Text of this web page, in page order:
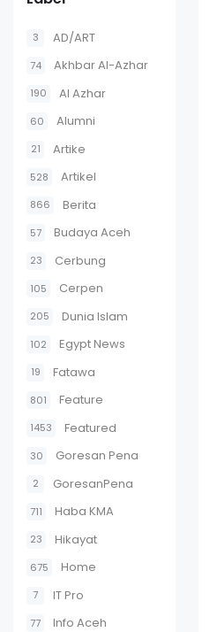
3 AD/ART
74 Akhbar Al-Azhar
190 Al Azhar
60 Alumni
21 Artike
528 Artikel
866 Berita
57 Budaya Aceh
23 Cerbung
105 Cerpen
205 Dunia Islam
102 Egypt News
19 Fatawa
801 Feature
1453 Featured
30 Goresan Pena
2 GoresanPena
711 Haba KMA
23 Hikayat
675 Home
7 IT Pro
77 Info Aceh